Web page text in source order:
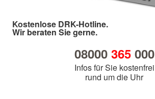
Kostenlose DRK-Hotline.
Wir beraten Sie gerne.
08000 365000
Infos für Sie kostenfrei
rund um die Uhr